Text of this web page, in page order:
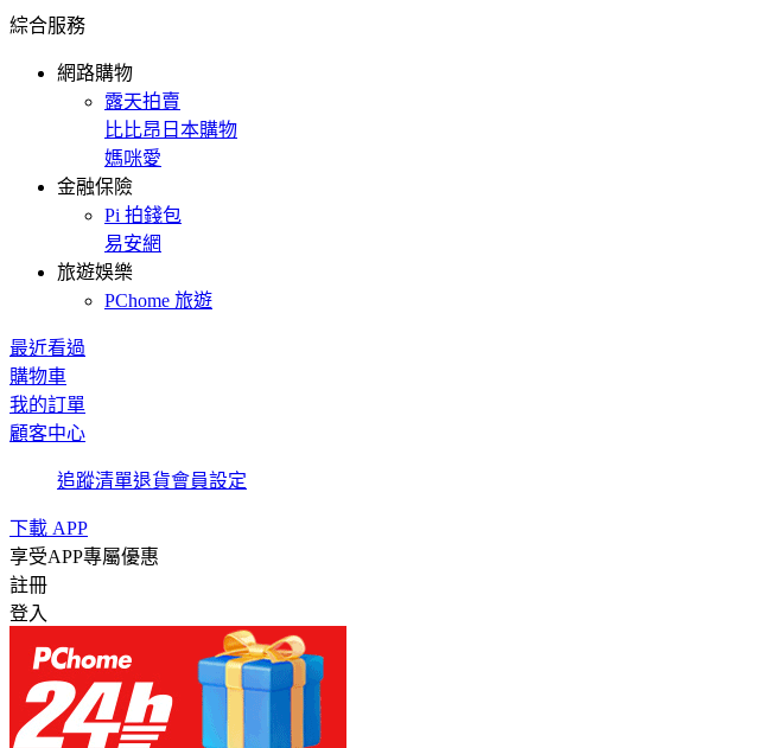
綜合服務
網路購物
露天拍賣
比比昂日本購物
媽咪愛
金融保險
Pi 拍錢包
易安網
旅遊娛樂
PChome 旅遊
最近看過
購物車
我的訂單
顧客中心
追蹤清單退貨會員設定
下載 APP
享受APP專屬優惠
註冊
登入